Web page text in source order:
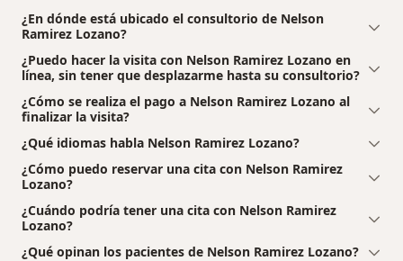
¿En dónde está ubicado el consultorio de Nelson
Ramirez Lozano?
¿Puedo hacer la visita con Nelson Ramirez Lozano en
línea, sin tener que desplazarme hasta su consultorio?
¿Cómo se realiza el pago a Nelson Ramirez Lozano al
finalizar la visita?
¿Qué idiomas habla Nelson Ramirez Lozano?
¿Cómo puedo reservar una cita con Nelson Ramirez
Lozano?
¿Cuándo podría tener una cita con Nelson Ramirez
Lozano?
¿Qué opinan los pacientes de Nelson Ramirez Lozano?